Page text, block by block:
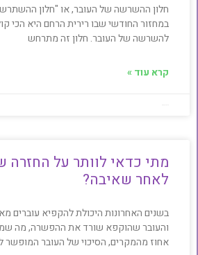
חלון ההשרשה של העובר, או "חלון
במחזור החודשי שבו רירית הרחם היא הכי
להשרשה של העובר. חלון זה מתרחש
קרא עוד »
מתי כדאי לוותר על החזרה
לאחר שאיבה?
בשנים האחרונות היכולת להקפיא עוברים
אחוז מהמקרים, הסיכוי של העובר